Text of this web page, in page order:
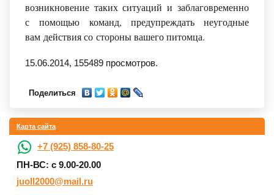
возникновение таких ситуаций и заблаговременно
с помощью команд, предупреждать неугодные
вам действия со стороны вашего питомца.
15.06.2014, 155489 просмотров.
Поделиться
Карта сайта
+7 (925) 858-80-25
ПН-ВС: с 9.00-20.00
juoll2000@mail.ru